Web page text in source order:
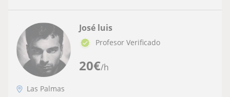
20€/h
José luis
Profesor Verificado
Las Palmas